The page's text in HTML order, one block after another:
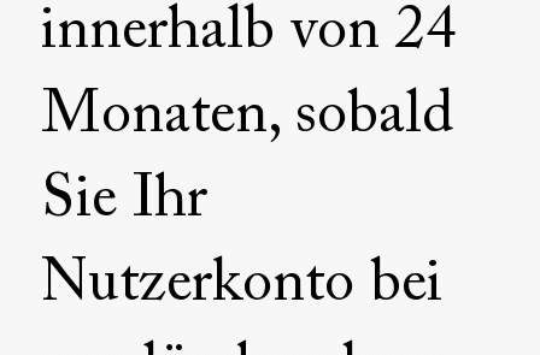
innerhalb von 24
Monaten, sobald
Sie Ihr
Nutzerkonto bei